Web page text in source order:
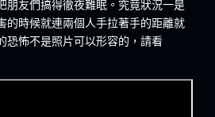
朋友們搞得徹夜難眠。究竟狀況一是
的時候就連兩個人手拉著手的距離就
恐怖不是照片可以形容的，請看